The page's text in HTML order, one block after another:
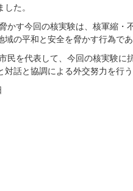
た。
かす今回の核実験は、核軍縮
域の平和と安全を脅かす行為で
民を代表して、今回の核実験に
対話と協調による外交努力を行う